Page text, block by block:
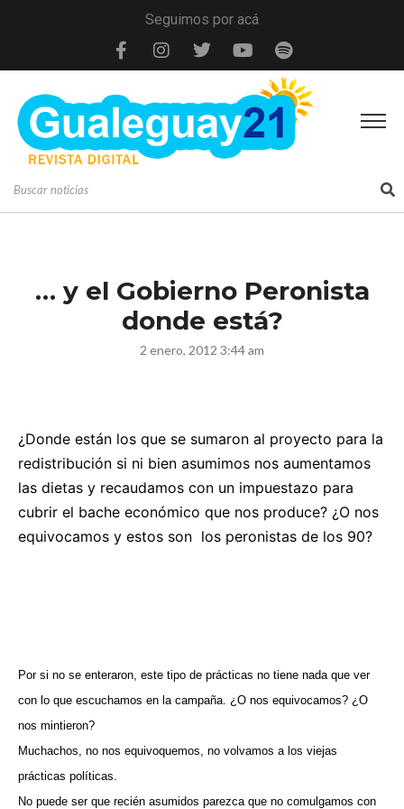
Seguimos por acá
… y el Gobierno Peronista
donde está?
2 enero, 2012 3:44 am
¿Donde están los que se sumaron al proyecto para la
redistribución si ni bien asumimos nos aumentamos
las dietas y recaudamos con un impuestazo para
cubrir el bache económico que nos produce? ¿O nos
equivocamos y estos son los peronistas de los 90?
Por si no se enteraron, este tipo de prácticas no tiene nada que ver
con lo que escuchamos en la campaña. ¿O nos equivocamos? ¿O
nos mintieron?
Muchachos, no nos equivoquemos, no volvamos a los viejas
prácticas políticas.
No puede ser que recién asumidos parezca que no comulgamos con